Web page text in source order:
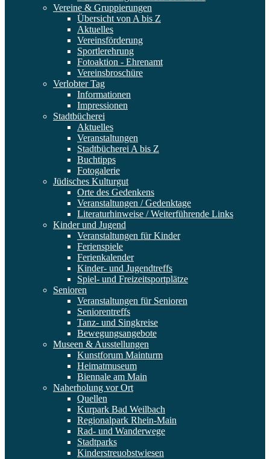
Vereine & Gruppierungen
Übersicht von A bis Z
Aktuelles
Vereinsförderung
Sportlerehrung
Fotoaktion - Ehrenamt
Vereinsbroschüre
Verlobter Tag
Informationen
Impressionen
Stadtbücherei
Aktuelles
Veranstaltungen
Stadtbücherei A bis Z
Buchtipps
Fotogalerie
Jüdisches Kulturgut
Orte des Gedenkens
Veranstaltungen / Gedenktage
Literaturhinweise / Weiterführende Links
Kinder und Jugend
Veranstaltungen für Kinder
Ferienspiele
Ferienkalender
Kinder- und Jugendtreffs
Spiel- und Freizeitsportplätze
Senioren
Veranstaltungen für Senioren
Seniorentreffs
Tanz- und Singkreise
Bewegungsangebote
Museen & Ausstellungen
Kunstforum Mainturm
Heimatmuseum
Biennale am Main
Naherholung vor Ort
Quellen
Kurpark Bad Weilbach
Regionalpark Rhein-Main
Rad- und Wanderwege
Stadtparks
Kinderstreuobstwiesen